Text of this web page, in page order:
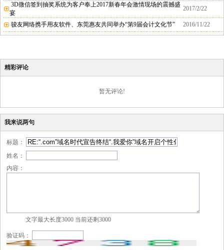
3D微信签到抽奖系统为客户奉上2017新春年会激情现场的震撼盛
宴
2017/2/22
骏友网络携手用友软件、东莞惠友共同举办“第9届会计文化节” 2016/11/22
精彩评论
暂无评论!
我来说两句
标题：
姓名：
内容：
文字最大长度3000 当前还剩3000
验证码：